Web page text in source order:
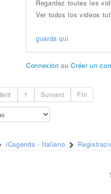
Regardez toutes les
Ver todos los videos
guarda qui
Connexion ouCréer un
1 Suivant Fin
iCagenda - Italiano